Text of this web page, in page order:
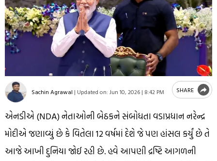
Sachin Agrawal | Updated on: Jun 10, 2026 | 8:42 PM SHARE
એનડીએ (NDA) નેતાઓની બેઠકને સંબોધતા વડાપ્રધાન નરેન્દ્ર
મોદીએ જણાવ્યું છે કે વિતેલા 12 વર્ષમાં દેશે જે પણ હાંસલ કર્યું છે તે
આજે આખી દુનિયા જોઈ રહી છે. હવે આપણી દ્રષ્ટિ આગળની